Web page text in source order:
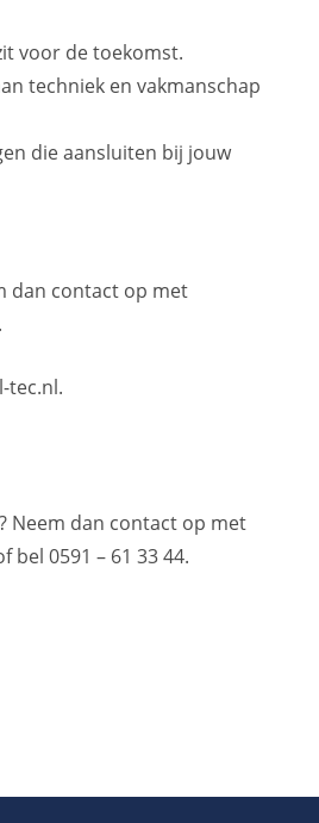
voor de toekomst.
techniek en vakmanschap
die aansluiten bij jouw
dan contact op met
tec.nl.
Neem dan contact op met
bel 0591 – 61 33 44.